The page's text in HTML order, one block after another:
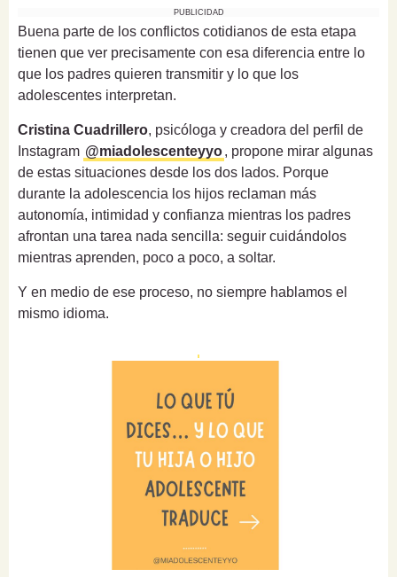
PUBLICIDAD
Buena parte de los conflictos cotidianos de esta etapa
tienen que ver precisamente con esa diferencia entre lo
que los padres quieren transmitir y lo que los
adolescentes interpretan.
Cristina Cuadrillero, psicóloga y creadora del perfil de
Instagram @miadolescenteyyo, propone mirar algunas
de estas situaciones desde los dos lados. Porque
durante la adolescencia los hijos reclaman más
autonomía, intimidad y confianza mientras los padres
afrontan una tarea nada sencilla: seguir cuidándolos
mientras aprenden, poco a poco, a soltar.
Y en medio de ese proceso, no siempre hablamos el
mismo idioma.